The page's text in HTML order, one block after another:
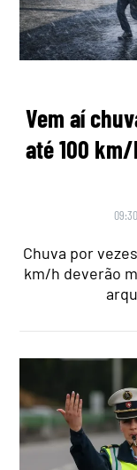
Vem aí
até 100 km/
Chuva por
km/h deverão